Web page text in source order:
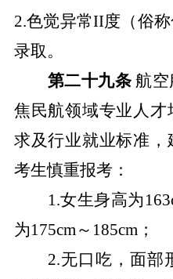
2.色觉异常II度（俗
录取 。
第二十九条航空
焦民航领域专业人
求及行业就业标准
考生慎重报考：
1.女生身高为
为175cm～ 185cm；
2.无口吃，面部